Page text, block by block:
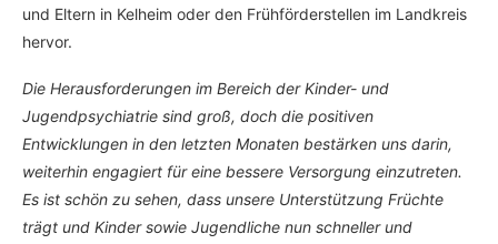
und Eltern in Kelheim oder den Frühförderstellen im Landkreis
hervor.
Die Herausforderungen im Bereich der Kinder- und
Jugendpsychiatrie sind groß, doch die positiven
Entwicklungen in den letzten Monaten bestärken uns darin,
weiterhin engagiert für eine bessere Versorgung einzutreten.
Es ist schön zu sehen, dass unsere Unterstützung Früchte
trägt und Kinder sowie Jugendliche nun schneller und